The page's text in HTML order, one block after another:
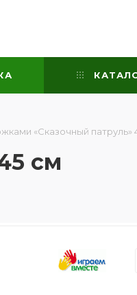
«Сказочный патруль»
см